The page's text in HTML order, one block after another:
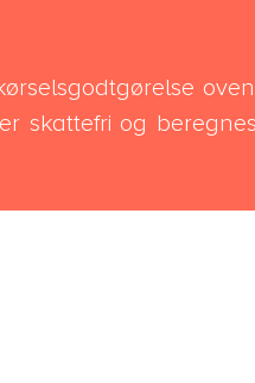
skattefri og